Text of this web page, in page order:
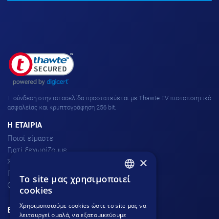
H σύνδεση στην ιστοσελίδα προστατεύεται με Thawte EV πιστοποιητικό
ασφαλείας και κρυπτογράφηση 256 bit.
H ΕΤΑΙΡΙΑ
Ποιοί είμαστε
Γιατί ξεχωρίζουμε
Σχόλια πελατών
Προσφορές
Θέσεις Εργασίας
ΕΞΥΠΗΡΕΤΗΣΗ ΠΕΛΑΤΩΝ
GREEK
×
To site μας χρησιμοποιεί
cookies
Χρησιμοποιούμε cookies ώστε το site μας να
λειτουργεί ομαλά, να εξατομικεύουμε